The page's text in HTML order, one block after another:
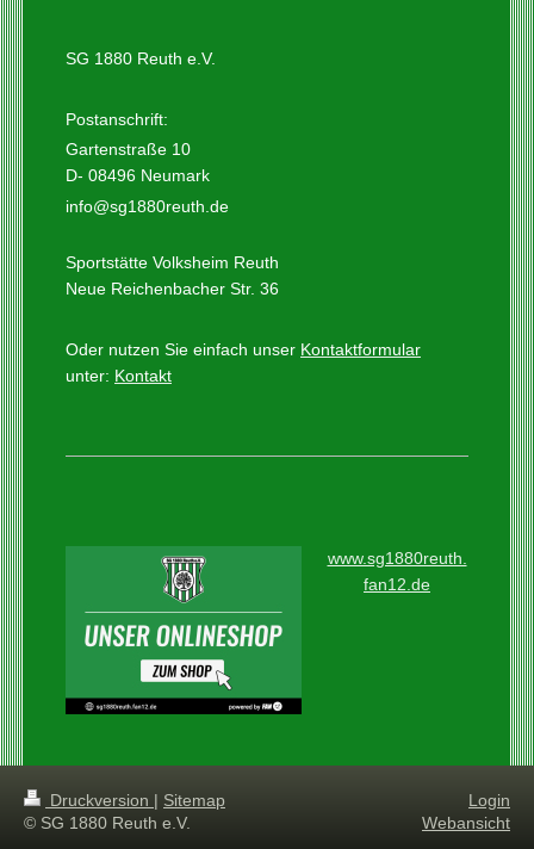
SG 1880 Reuth e.V.
Postanschrift:
Gartenstraße 10
D- 08496 Neumark
info@sg1880reuth.de
Sportstätte Volksheim Reuth
Neue Reichenbacher Str. 36
Oder nutzen Sie einfach unser Kontaktformular
unter: Kontakt
www.sg1880reuth.
fan12.de
Druckversion | Sitemap
© SG 1880 Reuth e.V.
Login
Webansicht